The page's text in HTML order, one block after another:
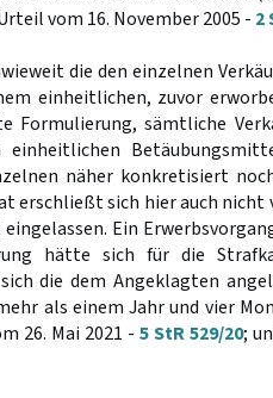
vom 16. November 2005 - 2
die den einzelnen
einheitlichen, zuvor
Formulierung, sämtliche
einheitlichen
näher konkretisiert
erschließt sich hier auch
Ein
hätte sich für die
die dem Angeklagten
als einem Jahr und vier
26. Mai 2021 - 5 StR 529/20;